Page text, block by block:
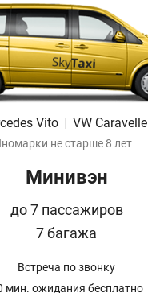
Vito VW Caravelle
не старше 8 лет
Минивэн
до 7 пассажиров
7 багажа
Встреча по звонку
мин. ожидания бесплатно